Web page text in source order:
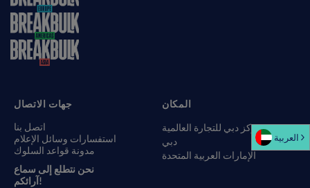
المكان
مركز دبي للتجارة العالمية
دبي
الإمارات العربية المتحدة
جهات الاتصال
اتصل بنا
استفسارات وسائل الإعلام
مدونة قواعد السلوك
نحن نتطلع إلى سماع
آرائكم!
العربية‏